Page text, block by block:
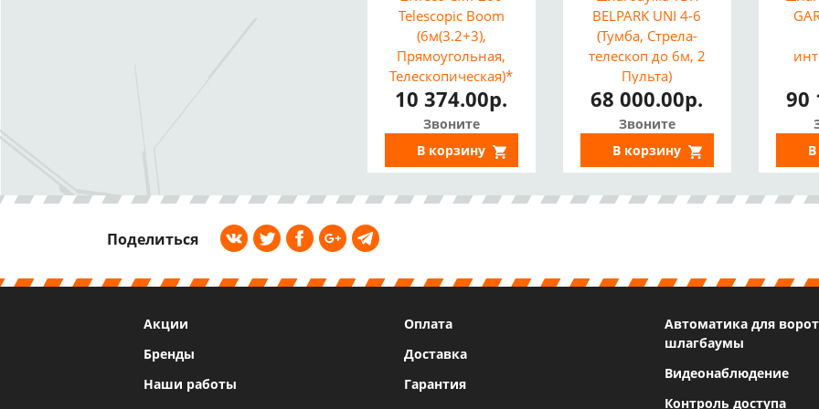
Telescopic Boom
(6м(3.2+3),
Прямоугольная,
Телескопическая)*
10 374.00р.
Звоните
В корзину
BELPARK UNI 4-6
(Тумба, Стрела-
телескоп до 6м, 2
Пульта)
68 000.00р.
Звоните
В корзину
90
Поделиться
Акции
Бренды
Наши работы
Оплата
Доставка
Гарантия
Автоматика для
шлагбаумы
Видеонаблюдение
Контроль доступа